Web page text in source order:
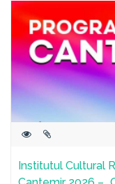
Institutul Cultural